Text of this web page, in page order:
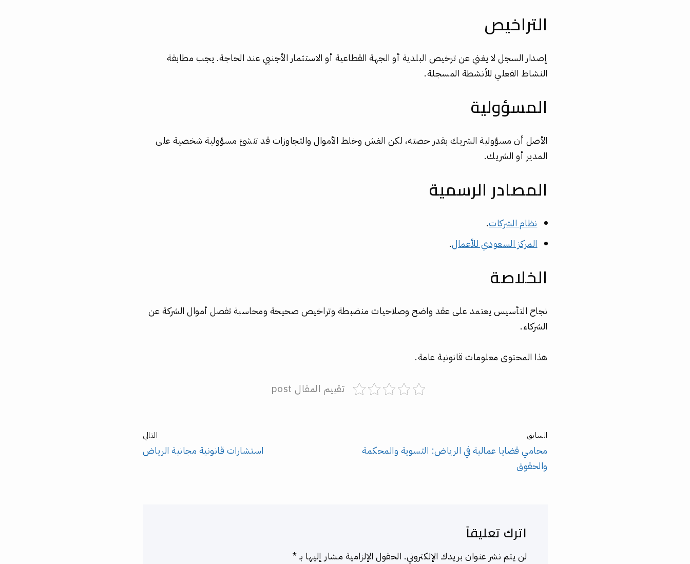
التراخيص
إصدار السجل لا يغني عن ترخيص البلدية أو الجهة القطاعية أو الاستثمار الأجنبي عند الحاجة. يجب مطابقة
النشاط الفعلي للأنشطة المسجلة.
المسؤولية
الأصل أن مسؤولية الشريك بقدر حصته، لكن الغش وخلط الأموال والتجاوزات قد تنشئ مسؤولية شخصية على
المدير أو الشريك.
المصادر الرسمية
نظام الشركات.
المركز السعودي للأعمال.
الخلاصة
نجاح التأسيس يعتمد على عقد واضح وصلاحيات منضبطة وتراخيص صحيحة ومحاسبة تفصل أموال الشركة عن
الشركاء.
هذا المحتوى معلومات قانونية عامة.
تقييم المقال post
السابق
محامي قضايا عمالية في الرياض: التسوية والمحكمة
والحقوق
التالي
استشارات قانونية مجانية الرياض
اترك تعليقاً
لن يتم نشر عنوان بريدك الإلكتروني. الحقول الإلزامية مشار إليها بـ*